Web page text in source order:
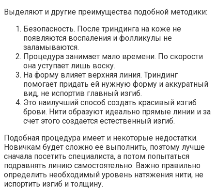
Выделяют и другие преимущества подобной методики:
Безопасность. После триндинга на коже не
появляются воспаления и фолликулы не
заламываются.
Процедура занимает мало времени. По скорости
она уступает лишь воску.
На форму влияет верхняя линия. Триндинг
помогает придать ей нужную форму и аккуратный
вид, не испортив главный изгиб.
Это наилучший способ создать красивый изгиб
брови. Нити образуют идеально прямые линии и за
счет этого создается естественный изгиб.
Подобная процедура имеет и некоторые недостатки.
Новичкам будет сложно ее выполнить, поэтому лучше
сначала посетить специалиста, а потом попытаться
подравнять линию самостоятельно. Важно правильно
определить необходимый уровень натяжения нити, не
испортить изгиб и толщину.